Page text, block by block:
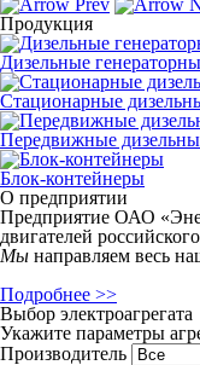
Продукция
Дизельные
Стационарные
Передвижные
Блок-контейнеры
О предприятии
Предприятие ОАО
двигателей
Мы направляем весь
Подробнее >>
Выбор электроагрегата
Укажите параметры
Производитель